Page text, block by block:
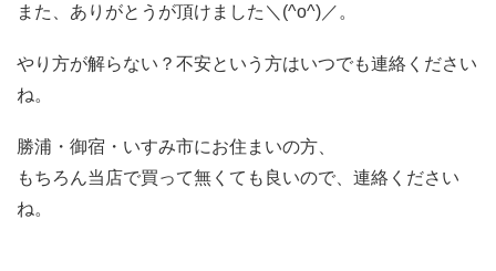
また、ありがとうが頂けました＼(^o^)／。
やり方が解らない？不安という方はいつでも連絡ください
ね。
勝浦・御宿・いすみ市にお住まいの方、
もちろん当店で買って無くても良いので、連絡ください
ね。